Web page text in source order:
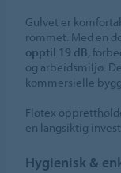
Gulvet er
rommet. Med en
opptil 19 dB,
og arbeidsmiljø.
kommersielle
Flotex
en langsiktig
Hygienisk &